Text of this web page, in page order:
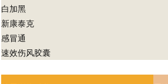
白加黑
新康泰克
感冒通
速效伤风胶囊